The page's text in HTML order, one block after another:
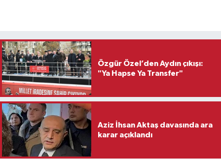
Özgür Özel’den Aydın çıkışı:
"Ya Hapse Ya Transfer"
Aziz İhsan Aktaş davasında ara
karar açıklandı